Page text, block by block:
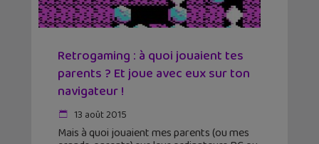
Retrogaming : à quoi jouaient tes
parents ? Et joue avec eux sur ton
navigateur !
13 août 2015
Mais à quoi jouaient mes parents (ou mes